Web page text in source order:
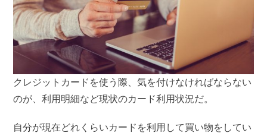
クレジットカードを使う際、気を付けなければならない
のが、利用明細など現状のカード利用状況だ。
自分が現在どれくらいカードを利用して買い物をしてい